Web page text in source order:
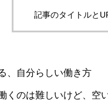
記事のタイトルと
、自分らしい働き方
くのは難しいけど、空